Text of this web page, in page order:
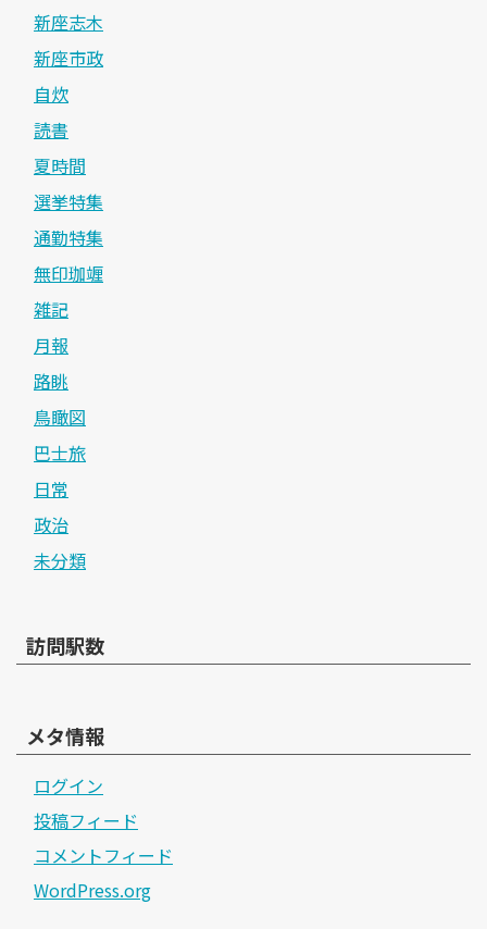
新座志木
新座市政
自炊
読書
夏時間
選挙特集
通勤特集
無印珈竰
雑記
月報
路眺
鳥瞰図
巴士旅
日常
政治
未分類
訪問駅数
メタ情報
ログイン
投稿フィード
コメントフィード
WordPress.org